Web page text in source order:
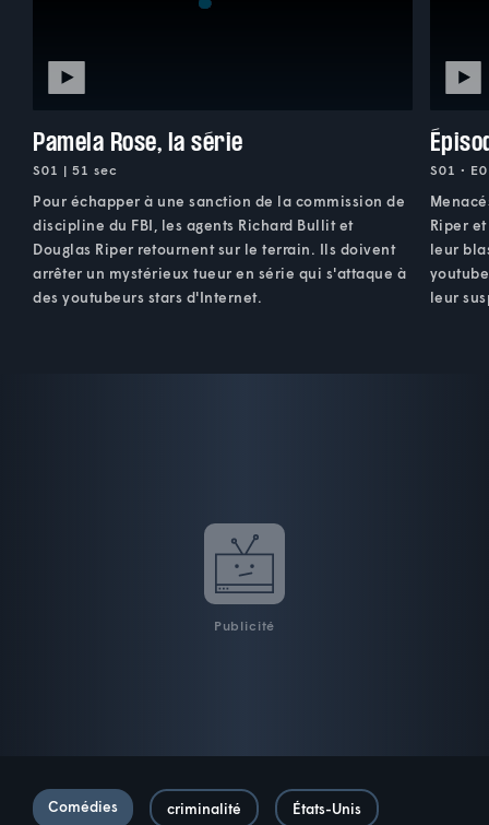
Pamela Rose, la série
S01 | 51 sec
Pour échapper à une sanction de la commission de
discipline du FBI, les agents Richard Bullit et
Douglas Riper retournent sur le terrain. Ils doivent
arrêter un mystérieux tueur en série qui s'attaque à
des youtubeurs stars d'Internet.
S01 •
Riper
leur
leur
Publicité
Comédies criminalité États-Unis